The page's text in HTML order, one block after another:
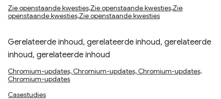
Zie openstaande kwesties,Zie openstaande kwesties,Zie
openstaande kwesties,Zie openstaande kwesties
Gerelateerde inhoud, gerelateerde inhoud, gerelateerde
inhoud, gerelateerde inhoud
Chromium-updates, Chromium-updates, Chromium-updates,
Chromium-updates
Casestudies